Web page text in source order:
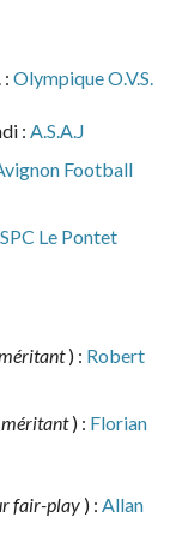
: Olympique O.V.S.
: A.S.A.J
Football
SPC Le Pontet
) : Robert
) : Florian
fair-play ) : Allan